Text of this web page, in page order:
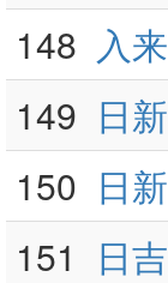
148 入
149 日
150 日
151
日